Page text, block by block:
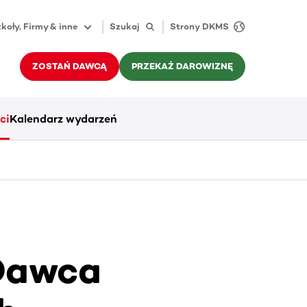
Firmy & inne Szukaj Strony DKMS
ZOSTAŃ DAWCĄ PRZEKAŻ DAROWIZNĘ
Kalendarz wydarzeń